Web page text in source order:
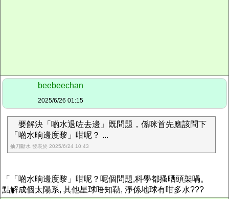
beebeechan
2025/6/26 01:15
要解決「啲水退咗去邊」既問題，係咪首先應該問下
「啲水晌邊度黎」咁呢？ ...
抽刀斷水 發表於 2025/6/24 10:43
「「啲水晌邊度黎」咁呢？呢個問題,科學都搔晒頭架喎。
點解成個太陽系, 其他星球唔知勒, 淨係地球有咁多水???